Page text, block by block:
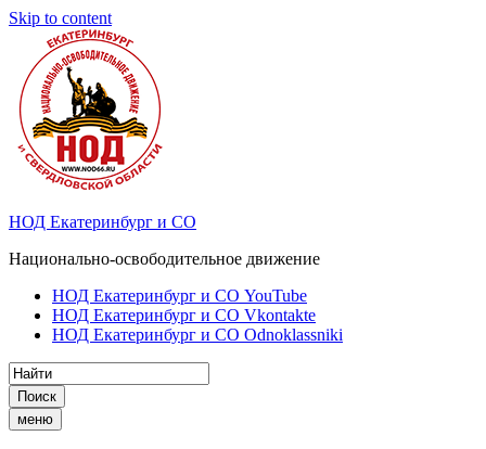
Skip to content
НОД Екатеринбург и СО
Национально-освободительное движение
НОД Екатеринбург и СО YouTube
НОД Екатеринбург и СО Vkontakte
НОД Екатеринбург и СО Odnoklassniki
Поиск
меню